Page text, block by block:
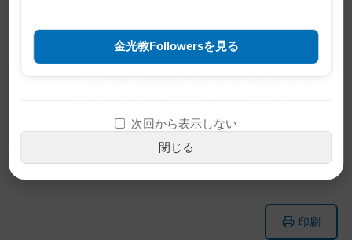
※この記事は旧サイトから移行したも
す。ご了承ください。
印刷
金光教Followersを見る
次回から表示しない
閉じる